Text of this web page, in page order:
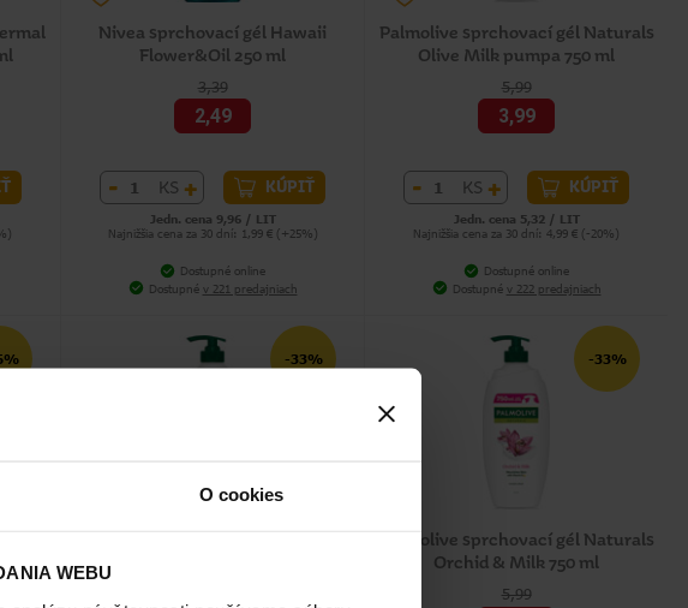
O cookies
WEBU
Nivea sprchovací gél Hawaii
Flower&Oil 250 ml
3,39
2,49
- KS + KÚPIŤ
Jedn. cena 9,96 / LIT
Najnižšia cena za 30 dní: 1,99 € (+25%)
Dostupné online
Dostupné v 221 predajniach
Palmolive sprchovací gél Naturals
Olive Milk pumpa 750 ml
5,99
3,99
- KS + KÚPIŤ
Jedn. cena 5,32 / LIT
Najnižšia cena za 30 dní: 4,99 € (-20%)
Dostupné online
Dostupné v 222 predajniach
-33%
Almond milk pumpa 750 ml
-33%
Palmolive sprchovací gél Naturals
Orchid & Milk 750 ml
5,99